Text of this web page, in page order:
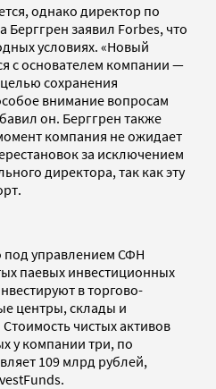
однако директор по
заявил Forbes, что
условиях. «Новый
с основателем компании —
сохранения
внимание вопросам
он. Берггрен также
компания не ожидает
за исключением
директора, так как эту
под управлением СФН
паевых инвестиционных
в торгово-
центры, склады и
чистых активов
у компании три, по
109 млрд рублей,